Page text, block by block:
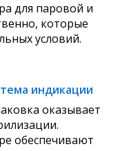
для паровой и
которые
условий.
индикации
оказывает
обеспечивают